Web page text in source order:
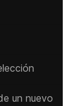
un nuevo